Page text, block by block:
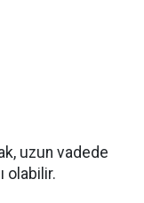
uzun vadede
olabilir.